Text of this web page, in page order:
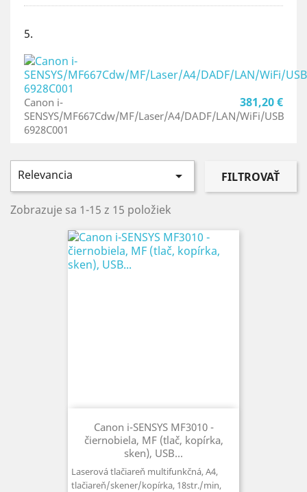
5.
Canon i-
SENSYS/MF667Cdw/MF/Laser/A4/DADF/LAN/WiFi/USB
6928C001
381,20 €
Relevancia  FILTROVAŤ
Zobrazuje sa 1-15 z 15 položiek
Canon i-SENSYS MF3010 -
čiernobiela, MF (tlač, kopírka,
sken), USB...
Laserová tlačiareň multifunkčná, A4,
tlačiareň/skener/kopírka, 18str./min,